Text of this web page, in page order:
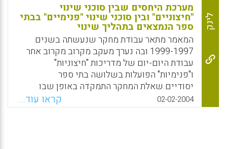
לינק
מערכת היחסים שבין סוכני שינוי
"חיצוניים" ובין סוכני שינוי "פנימיים" בבתי
ספר הנמצאים בתהליך שינוי
המאמר מתאר עבודת מחקר שנעשתה בשנים
1999-1997 ובה נערך מעקב מקרוב מקרוב אחר
עבודת היום-יום של מדריכות "חיצוניות"
ו"פנימיות" הפועלות בשלושה בתי ספר
יסודיים.שאלת המחקר התמקדה באופן שבו
המדריכות ה"חיצוניות" וה"פנימיות" מפרשות את
ההשפעה שיש למערכות היחסים ביניהן על
02-02-2004 קראו עוד...